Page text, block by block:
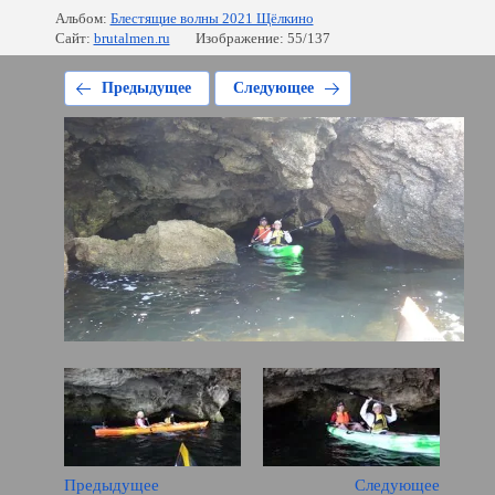
Альбом: Блестящие волны 2021 Щёлкино
Сайт: brutalmen.ru Изображение: 55/137
Предыдущее Следующее
Предыдущее Следующее